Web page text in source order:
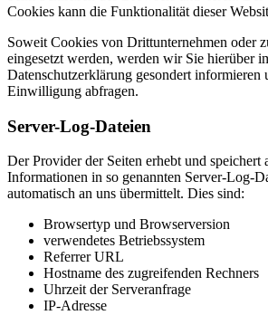
Cookies kann die Funktionalität dieser
Soweit Cookies von Drittunternehmen oder
eingesetzt werden, werden wir Sie hierüber
Datenschutzerklärung gesondert informieren
Einwilligung abfragen.
Server-Log-Dateien
Der Provider der Seiten erhebt und speichert
Informationen in so genannten Server-Log-
automatisch an uns übermittelt. Dies sind:
Browsertyp und Browserversion
verwendetes Betriebssystem
Referrer URL
Hostname des zugreifenden Rechners
Uhrzeit der Serveranfrage
IP-Adresse